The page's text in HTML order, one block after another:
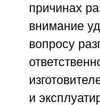
причинах
внимание
вопросу
и